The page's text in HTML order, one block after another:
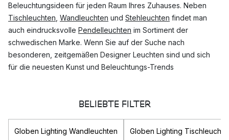
Beleuchtungsideen für jeden Raum Ihres Zuhauses. Neben
Tischleuchten Wandleuchten und Stehleuchten findet man
auch eindrucksvolle Pendelleuchten im Sortiment der
schwedischen Marke. Wenn Sie auf der Suche nach
besonderen, zeitgemäßen Designer Leuchten sind und sich
für die neuesten Kunst und Beleuchtungs-Trends
Welche Lampen Kollektionen von Globen
Lighting sind am populärsten?
BELIEBTE FILTER
Globen Lighting Wandleuchten Globen Lighting